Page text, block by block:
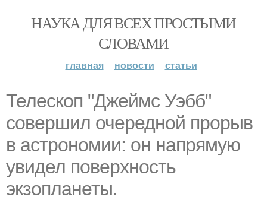
НАУКА ДЛЯ ВСЕХ ПРОСТЫМИ
СЛОВАМИ
главная новости статьи
Телескоп "Джеймс Уэбб"
совершил очередной прорыв
в астрономии: он напрямую
увидел поверхность
экзопланеты.